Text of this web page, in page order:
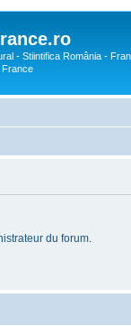
- Stiintifica România -
France
du forum